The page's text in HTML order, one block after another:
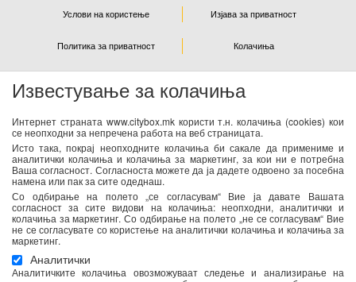
Известување за колачиња
Интернет страната www.citybox.mk користи т.н. колачиња (cookies) кои
се неопходни за непречена работа на веб страницата.
Исто така, покрај неопходните колачиња би сакале да примениме и
аналитички колачиња и колачиња за маркетинг, за кои ни е потребна
Ваша согласност. Согласноста можете да ја дадете одвоено за посебна
намена или пак за сите одеднаш.
Со одбирање на полето „се согласувам“ Вие ја давате Вашата
согласност за сите видови на колачиња: неопходни, аналитички и
колачиња за маркетинг. Со одбирање на полето „не се согласувам“ Вие
не се согласувате со користење на аналитички колачиња и колачиња за
маркетинг.
Аналитички
Аналитичките колачиња овозможуваат следење и анализирање на
Услови на користење Изјава за приватност
Политика за приватност Колачиња
NEWSLETTER
Се согласувам дека Спорт М ги користи моите лични
податоци од оваа форма за директен маркетинг
(информирање за новости и специјални понуди) преку е-
пошта. Податоците ќе бидат обработени во согласност со
важечките закони со кои се регулира заштитата на личните
податоци. Можете да ја повлечете Вашата согласност во
секое време. Повеќе информации се достапнитука